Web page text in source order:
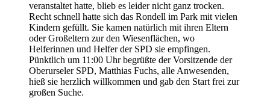
veranstaltet hatte, blieb es leider nicht ganz trocken.
Recht schnell hatte sich das Rondell im Park mit vielen
Kindern gefüllt. Sie kamen natürlich mit ihren Eltern
oder Großeltern zur den Wiesenflächen, wo
Helferinnen und Helfer der SPD sie empfingen.
Pünktlich um 11:00 Uhr begrüßte der Vorsitzende der
Oberurseler SPD, Matthias Fuchs, alle Anwesenden,
hieß sie herzlich willkommen und gab den Start frei zur
großen Suche.